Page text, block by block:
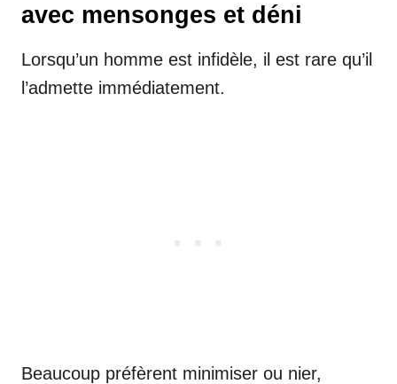
avec mensonges et déni
Lorsqu’un homme est infidèle, il est rare qu’il
l’admette immédiatement.
Beaucoup préfèrent minimiser ou nier,